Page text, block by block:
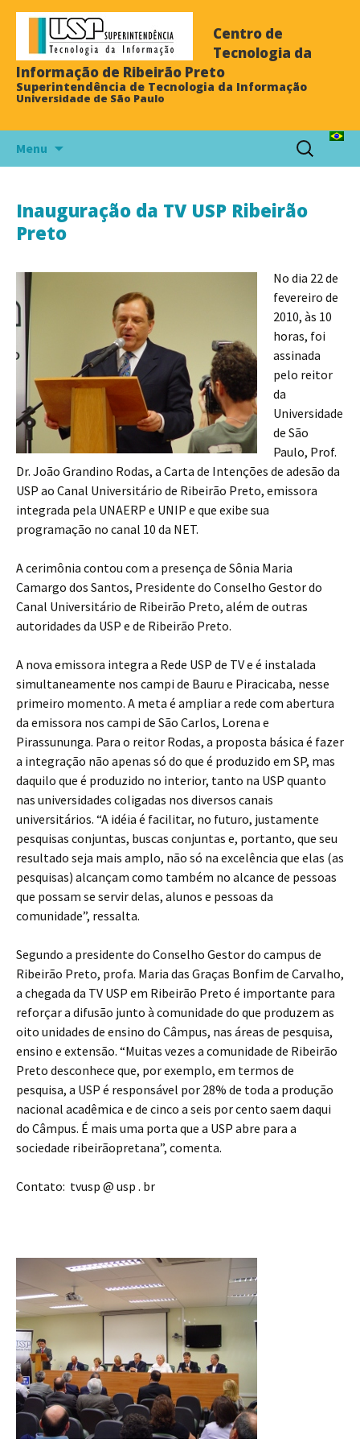
Centro de
Tecnologia da
Informação de Ribeirão Preto
Superintendência de Tecnologia da Informação
Universidade de São Paulo
Menu
Inauguração da TV USP Ribeirão
Preto
No dia 22 de
fevereiro de
2010, às 10
horas, foi
assinada
pelo reitor
da
Universidade
de São
Paulo, Prof.
Dr. João Grandino Rodas, a Carta de Intenções de adesão da
USP ao Canal Universitário de Ribeirão Preto, emissora
integrada pela UNAERP e UNIP e que exibe sua
programação no canal 10 da NET.
A cerimônia contou com a presença de Sônia Maria
Camargo dos Santos, Presidente do Conselho Gestor do
Canal Universitário de Ribeirão Preto, além de outras
autoridades da USP e de Ribeirão Preto.
A nova emissora integra a Rede USP de TV e é instalada
simultaneamente nos campi de Bauru e Piracicaba, nesse
primeiro momento. A meta é ampliar a rede com abertura
da emissora nos campi de São Carlos, Lorena e
Pirassununga. Para o reitor Rodas, a proposta básica é fazer
a integração não apenas só do que é produzido em SP, mas
daquilo que é produzido no interior, tanto na USP quanto
nas universidades coligadas nos diversos canais
universitários. “A idéia é facilitar, no futuro, justamente
pesquisas conjuntas, buscas conjuntas e, portanto, que seu
resultado seja mais amplo, não só na excelência que elas (as
pesquisas) alcançam como também no alcance de pessoas
que possam se servir delas, alunos e pessoas da
comunidade”, ressalta.
Segundo a presidente do Conselho Gestor do campus de
Ribeirão Preto, profa. Maria das Graças Bonfim de Carvalho,
a chegada da TV USP em Ribeirão Preto é importante para
reforçar a difusão junto à comunidade do que produzem as
oito unidades de ensino do Câmpus, nas áreas de pesquisa,
ensino e extensão. “Muitas vezes a comunidade de Ribeirão
Preto desconhece que, por exemplo, em termos de
pesquisa, a USP é responsável por 28% de toda a produção
nacional acadêmica e de cinco a seis por cento saem daqui
do Câmpus. É mais uma porta que a USP abre para a
sociedade ribeirãopretana”, comenta.
Contato: tvusp @ usp . br